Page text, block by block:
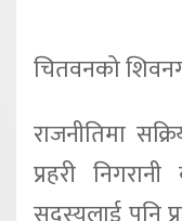
चितवनको
राजनीतिमा
प्रहरी